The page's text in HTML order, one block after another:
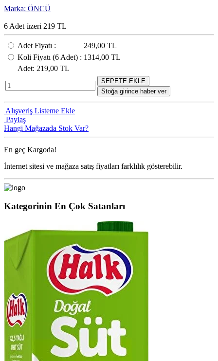
Marka: ÖNCÜ
6 Adet üzeri 219 TL
Adet Fiyatı :
249,00 TL
Koli Fiyatı (6 Adet) : 1314,00 TL
Adet: 219,00 TL
SEPETE EKLE
Stoğa girince haber ver
Alışveriş Listeme Ekle
Paylaş
Hangi Mağazada Stok Var?
En geç Kargoda!
İnternet sitesi ve mağaza satış fiyatları farklılık gösterebilir.
Kategorinin En Çok Satanları